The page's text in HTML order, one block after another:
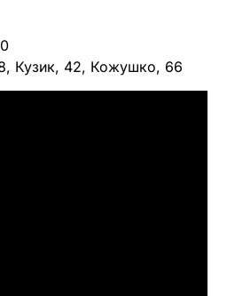
Кузик, 42, Кожушко, 66